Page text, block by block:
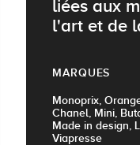
liées aux
l'art et de
MARQUES
Monoprix,
Chanel, Mini,
Made in design,
Viapresse